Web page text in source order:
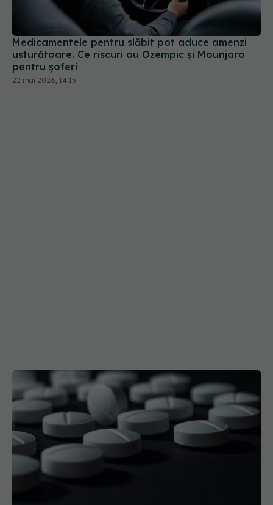
Medicamentele pentru slăbit pot aduce amenzi
usturătoare. Ce riscuri au Ozempic și Mounjaro
pentru șoferi
22 mai 2026, 14:15